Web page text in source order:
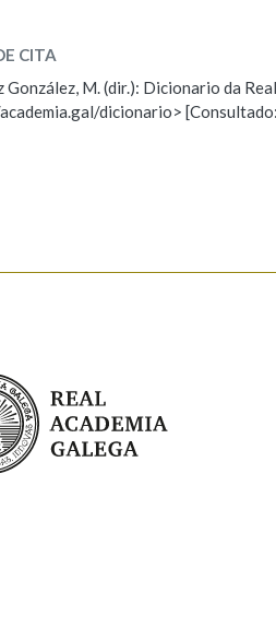
UNHA OPCIÓN:
Hai un erro na palabra
CITA
González, M. (dir.): Dicionario da
dicionario>
Galega